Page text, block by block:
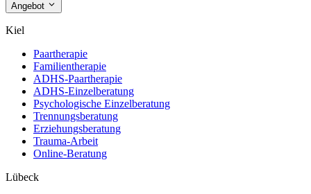
Angebot
Kiel
Paartherapie
Familientherapie
ADHS-Paartherapie
ADHS-Einzelberatung
Psychologische Einzelberatung
Trennungsberatung
Erziehungsberatung
Trauma-Arbeit
Online-Beratung
Lübeck